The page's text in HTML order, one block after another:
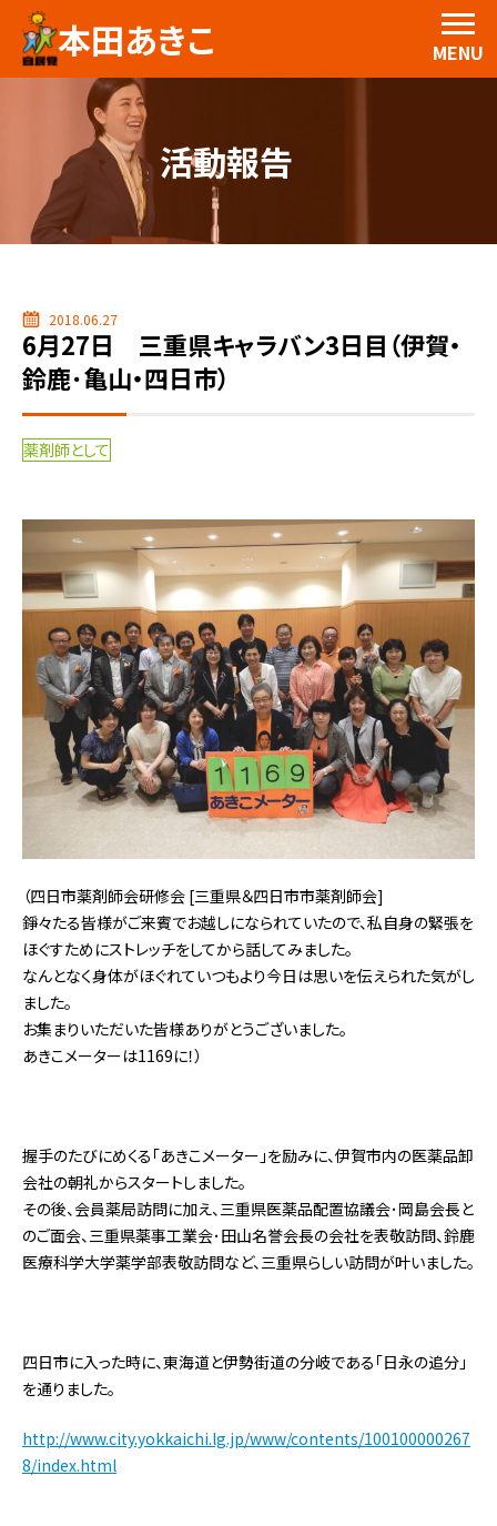
本田あきこ MENU
活動報告
2018.06.27
6月27日 三重県キャラバン3日目（伊賀・
鈴鹿･亀山・四日市）
薬剤師として
（四日市薬剤師会研修会 [三重県＆四日市市薬剤師会]
錚々たる皆様がご来賓でお越しになられていたので、私自身の緊張を
ほぐすためにストレッチをしてから話してみました。
なんとなく身体がほぐれていつもより今日は思いを伝えられた気がし
ました。
お集まりいただいた皆様ありがとうございました。
あきこメーターは1169に！）
握手のたびにめくる「あきこメーター」を励みに、伊賀市内の医薬品卸
会社の朝礼からスタートしました。
その後、会員薬局訪問に加え、三重県医薬品配置協議会･岡島会長と
のご面会、三重県薬事工業会･田山名誉会長の会社を表敬訪問、鈴鹿
医療科学大学薬学部表敬訪問など、三重県らしい訪問が叶いました。
四日市に入った時に、東海道と伊勢街道の分岐である「日永の追分」
を通りました。
http://www.city.yokkaichi.lg.jp/www/contents/100100000267
8/index.html